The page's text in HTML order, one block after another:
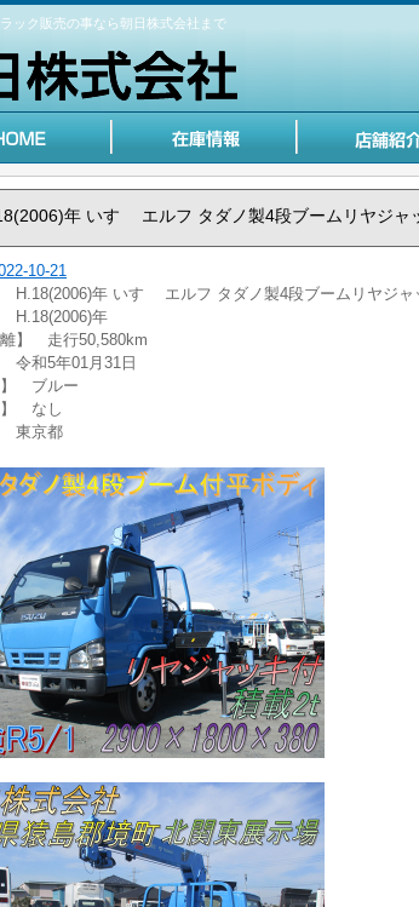
ック販売の事なら朝日株式会社まで
年 いすゞ エルフ タダノ製4段ブームリヤジャ
10-21
H.18(2006)年 いすゞ エルフ タダノ製4段ブームリヤジャ
H.18(2006)年
離】 走行50,580km
令和5年01月31日
】 ブルー
】 なし
東京都